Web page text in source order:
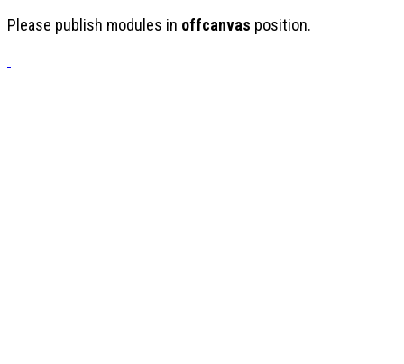
Please publish modules in offcanvas position.